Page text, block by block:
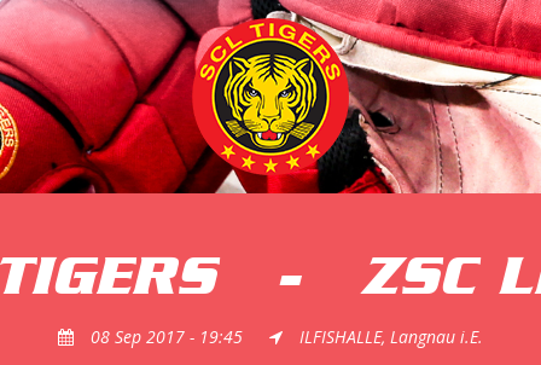
- ZSC
08 Sep 2017 - 19:45 ILFISHALLE, Langnau i.E.